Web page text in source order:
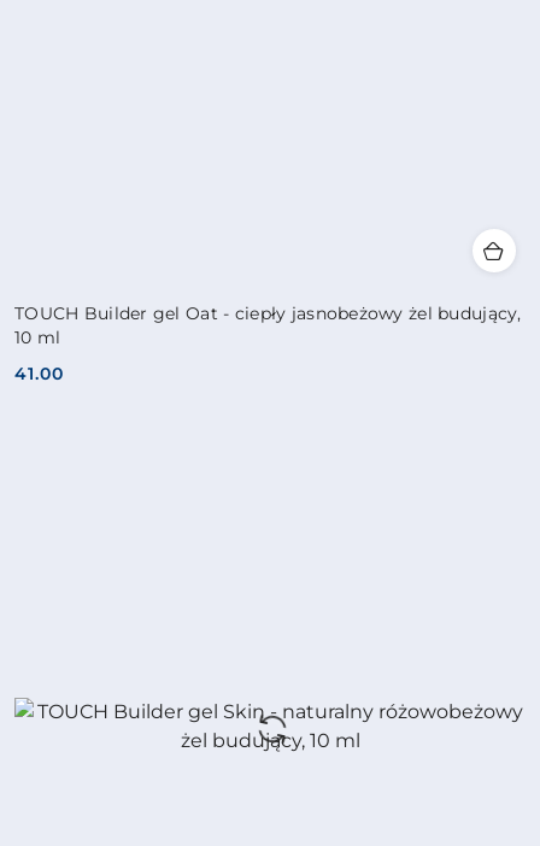
TOUCH Builder gel Oat - ciepły jasnobeżowy żel budujący,
10 ml
Cena:
41.00